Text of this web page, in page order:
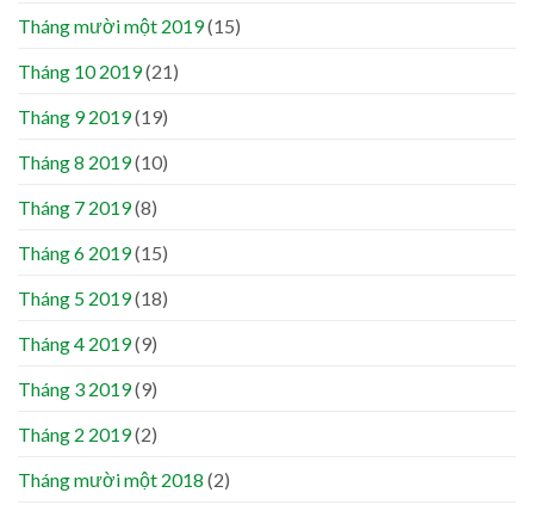
Tháng mười một 2019(15)
Tháng 10 2019(21)
Tháng 9 2019(19)
Tháng 8 2019(10)
Tháng 7 2019(8)
Tháng 6 2019(15)
Tháng 5 2019(18)
Tháng 4 2019(9)
Tháng 3 2019(9)
Tháng 2 2019(2)
Tháng mười một 2018 (2)